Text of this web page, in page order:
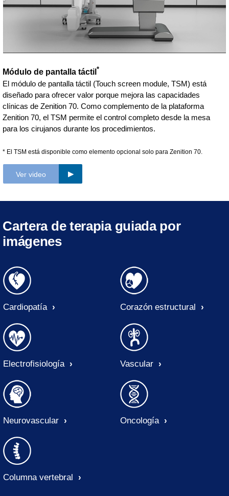
Módulo de pantalla táctil*
El módulo de pantalla táctil (Touch screen module, TSM) está
diseñado para ofrecer valor porque mejora las capacidades
clínicas de Zenition 70. Como complemento de la plataforma
Zenition 70, el TSM permite el control completo desde la mesa
para los cirujanos durante los procedimientos.
* El TSM está disponible como elemento opcional solo para Zenition 70.
Ver video
Cartera de terapia guiada por
imágenes
Cardiopatía Corazón estructural
Electrofisiología Vascular
Neurovascular Oncología
Columna vertebral